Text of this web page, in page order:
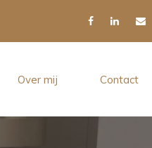
Over mij Contact